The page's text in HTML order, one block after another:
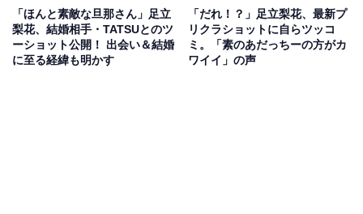
「ほんと素敵な旦那さん」足立
梨花、結婚相手・TATSUとのツ
ーショット公開！ 出会い＆結婚
に至る経緯も明かす
「だれ！？」足立梨花、最新プ
リクラショットに自らツッコ
ミ。「素のあだっちーの方がカ
ワイイ」の声